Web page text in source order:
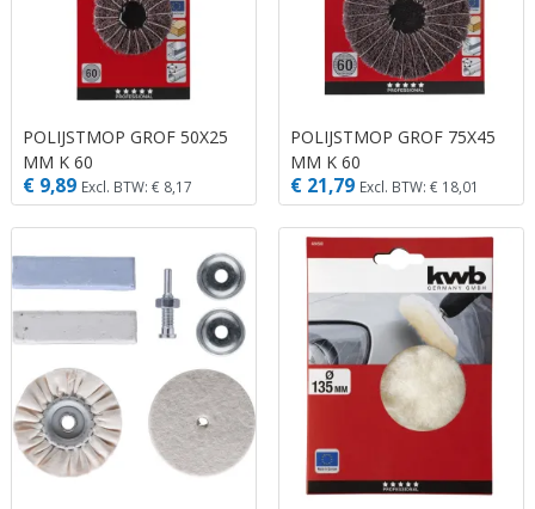
POLIJSTMOP GROF 50X25
MM K 60
€ 9,89 Excl. BTW: € 8,17
POLIJSTMOP GROF 75X45
MM K 60
€ 21,79 Excl. BTW: € 18,01